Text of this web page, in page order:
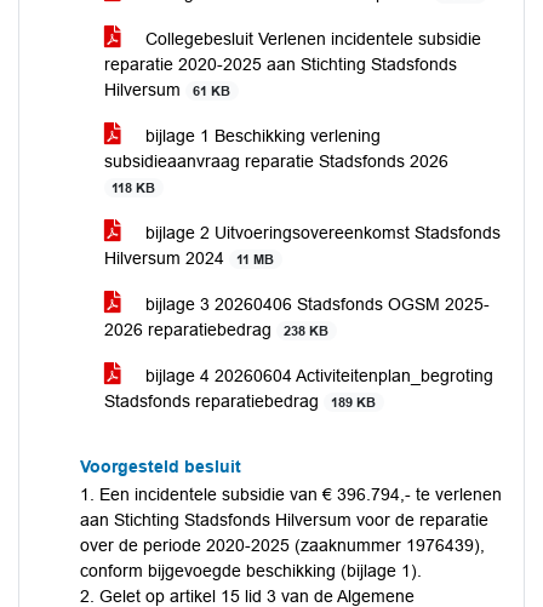
Collegebesluit Verlenen incidentele subsidie
reparatie 2020-2025 aan Stichting Stadsfonds
Hilversum
61 KB
bijlage 1 Beschikking verlening
subsidieaanvraag reparatie Stadsfonds 2026
118 KB
bijlage 2 Uitvoeringsovereenkomst Stadsfonds
Hilversum 2024
11 MB
bijlage 3 20260406 Stadsfonds OGSM 2025-
2026 reparatiebedrag
238 KB
bijlage 4 20260604 Activiteitenplan_begroting
Stadsfonds reparatiebedrag
189 KB
Voorgesteld besluit
1. Een incidentele subsidie van € 396.794,- te verlenen
aan Stichting Stadsfonds Hilversum voor de reparatie
over de periode 2020-2025 (zaaknummer 1976439),
conform bijgevoegde beschikking (bijlage 1).
2. Gelet op artikel 15 lid 3 van de Algemene